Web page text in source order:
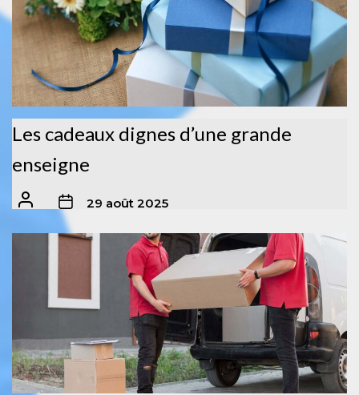
Les cadeaux dignes d’une grande
enseigne
29 août 2025